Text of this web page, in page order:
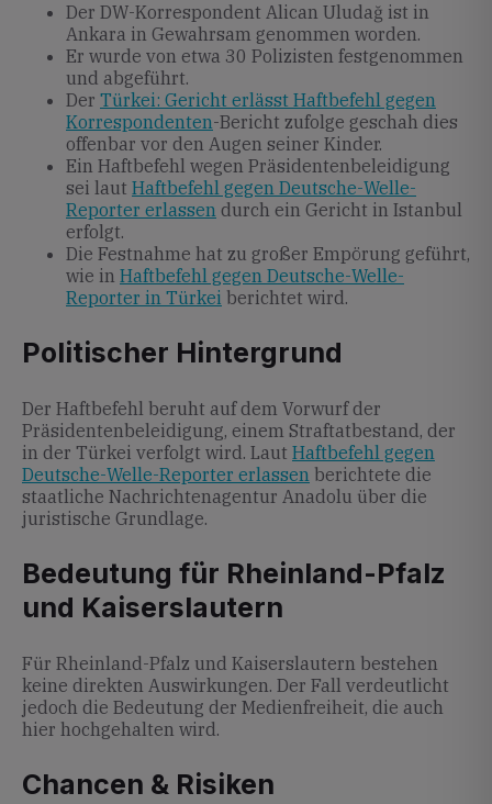
Der DW-Korrespondent Alican Uludağ ist in
Ankara in Gewahrsam genommen worden.
Er wurde von etwa 30 Polizisten festgenommen
und abgeführt.
Der Türkei: Gericht erlässt Haftbefehl gegen
Korrespondenten-Bericht zufolge geschah dies
offenbar vor den Augen seiner Kinder.
Ein Haftbefehl wegen Präsidentenbeleidigung
sei laut Haftbefehl gegen Deutsche-Welle-
Reporter erlassen durch ein Gericht in Istanbul
erfolgt.
Die Festnahme hat zu großer Empörung geführt,
wie in Haftbefehl gegen Deutsche-Welle-
Reporter in Türkei berichtet wird.
Politischer Hintergrund
Der Haftbefehl beruht auf dem Vorwurf der
Präsidentenbeleidigung, einem Straftatbestand, der
in der Türkei verfolgt wird. Laut Haftbefehl gegen
Deutsche-Welle-Reporter erlassen berichtete die
staatliche Nachrichtenagentur Anadolu über die
juristische Grundlage.
Bedeutung für Rheinland-Pfalz
und Kaiserslautern
Für Rheinland-Pfalz und Kaiserslautern bestehen
keine direkten Auswirkungen. Der Fall verdeutlicht
jedoch die Bedeutung der Medienfreiheit, die auch
hier hochgehalten wird.
Chancen & Risiken